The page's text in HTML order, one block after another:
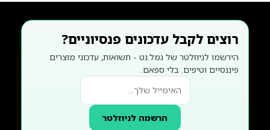
רוצים לקבל עדכונים פנסיוניים?
הירשמו לניוזלטר של גמל.נט - תשואות, עדכוני מוצרים
פיננסיים וטיפים. בלי ספאם.
הרשמה לניוזלטר